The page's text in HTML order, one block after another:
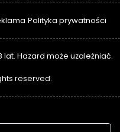
Polityka prywatności
lat. Hazard może uzależniać.
reserved.